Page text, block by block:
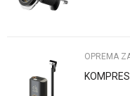
Anti-spam zaštita -
POŠALJI
OPREMA